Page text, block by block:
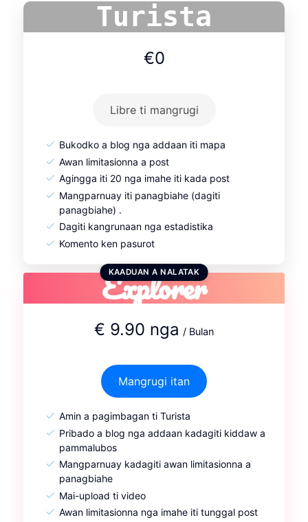
Turista
€0
Libre ti mangrugi
Bukodko a blog nga addaan iti mapa
Awan limitasionna a post
Agingga iti 20 nga imahe iti kada post
Mangparnuay iti panagbiahe (dagiti
panagbiahe) .
Dagiti kangrunaan nga estadistika
Komento ken pasurot
KAADUAN A NALATAK
Explorer
€ 9.90 nga / Bulan
Mangrugi itan
Amin a pagimbagan ti Turista
Pribado a blog nga addaan kadagiti kiddaw a
pammalubos
Mangparnuay kadagiti awan limitasionna a
panagbiahe
Mai-upload ti video
Awan limitasionna nga imahe iti tunggal post